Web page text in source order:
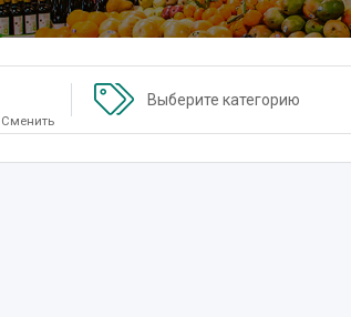
Сменить
Выберите категорию